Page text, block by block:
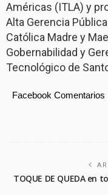
Américas (ITLA) y
Alta Gerencia
Católica Madre y
Gobernabilidad y
Tecnológico de
Facebook Comentarios
TOQUE DE QUEDA